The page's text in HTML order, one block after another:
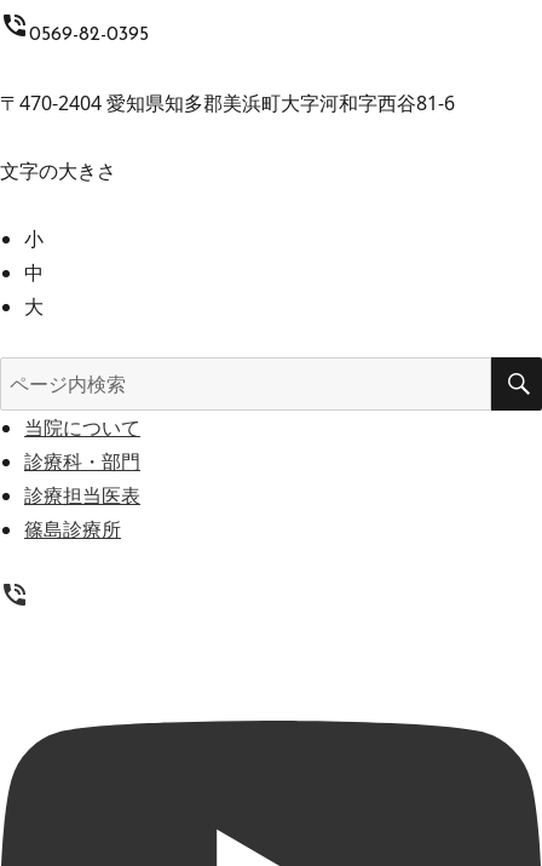
phone_in_talk0569-82-0395
〒470-2404 愛知県知多郡美浜町大字河和字西谷81-6
文字の大きさ
小
中
大
索
対
象:
当院について
診療科・部門
診療担当医表
篠島診療所
phone_in_talk